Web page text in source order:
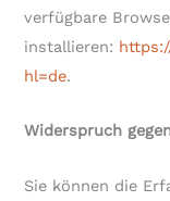
verfügbare
installieren:
hl=de.
Widerspruch
Sie können die